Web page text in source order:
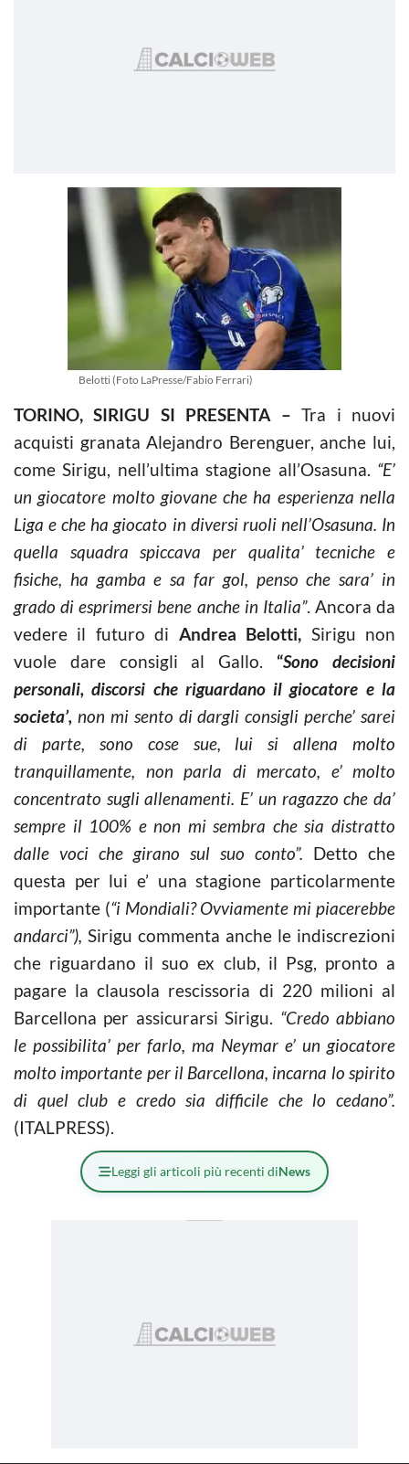
Belotti (Foto LaPresse/Fabio Ferrari)
TORINO, SIRIGU SI PRESENTA –Tra i nuovi
acquisti granata Alejandro Berenguer, anche lui,
come Sirigu, nell’ultima stagione all’Osasuna. “E’
un giocatore molto giovane che ha esperienza nella
Liga e che ha giocato in diversi ruoli nell’Osasuna. In
quella squadra spiccava per qualita’ tecniche e
fisiche, ha gamba e sa far gol, penso che sara’ in
grado di esprimersi bene anche in Italia”. Ancora da
vedere il futuro di Andrea Belotti, Sirigu non
vuole dare consigli al Gallo. “Sono decisioni
personali, discorsi che riguardano il giocatore e la
societa’, non mi sento di dargli consigli perche’ sarei
di parte, sono cose sue, lui si allena molto
tranquillamente, non parla di mercato, e’ molto
concentrato sugli allenamenti. E’ un ragazzo che da’
sempre il 100% e non mi sembra che sia distratto
dalle voci che girano sul suo conto”. Detto che
questa per lui e’ una stagione particolarmente
importante (“i Mondiali? Ovviamente mi piacerebbe
andarci”), Sirigu commenta anche le indiscrezioni
che riguardano il suo ex club, il Psg, pronto a
pagare la clausola rescissoria di 220 milioni al
Barcellona per assicurarsi Sirigu. “Credo abbiano
le possibilita’ per farlo, ma Neymar e’ un giocatore
molto importante per il Barcellona, incarna lo spirito
di quel club e credo sia difficile che lo cedano”.
(ITALPRESS).
Leggi gli articoli più recenti diNews